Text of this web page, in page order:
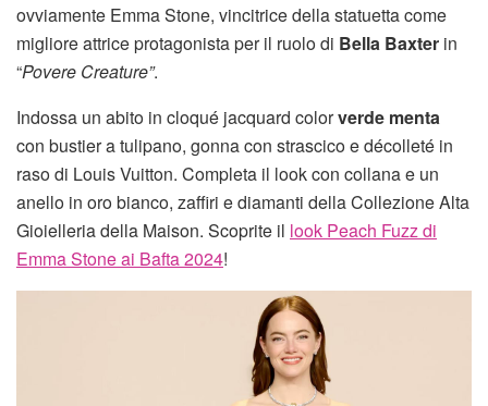
ovviamente Emma Stone, vincitrice della statuetta come
migliore attrice protagonista per il ruolo di Bella Baxter in
“Povere Creature”.
Indossa un abito in cloqué jacquard colorverde menta
con bustier a tulipano, gonna con strascico e décolleté in
raso di Louis Vuitton. Completa il look con collana e un
anello in oro bianco, zaffiri e diamanti della Collezione Alta
Gioielleria della Maison. Scoprite il look Peach Fuzz di
Emma Stone ai Bafta 2024!